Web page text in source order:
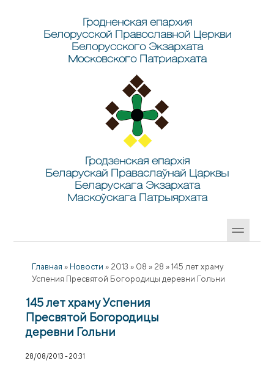
Гродненская епархия
Белорусской Православной Церкви
Белорусского Экзархата
Московского Патриархата
Гродзенская епархія
Беларускай Праваслаўнай Царквы
Беларускага Экзархата
Маскоўскага Патрыярхата
Главная » Новости » 2013 » 08 » 28 » 145 лет храму
Успения Пресвятой Богородицы деревни Гольни
145 лет храму Успения
Пресвятой Богородицы
деревни Гольни
28/08/2013 - 20:31